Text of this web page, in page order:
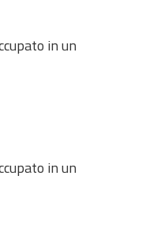
in un
in un